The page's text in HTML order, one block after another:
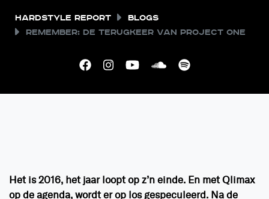
Hardstyle Report
Blogs
Remember: De terugkeer van Project One
Het is 2016, het jaar loopt op z’n einde. En met Qlimax
op de agenda, wordt er op los gespeculeerd. Na de